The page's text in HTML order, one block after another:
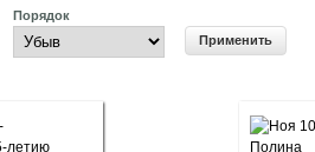
Порядок